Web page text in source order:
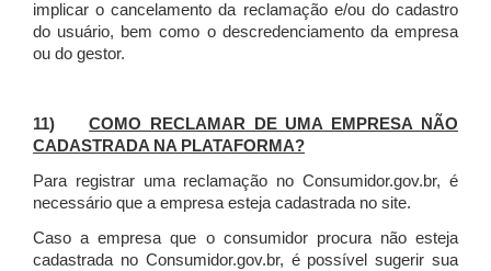
implicar o cancelamento da reclamação e/ou do cadastro
do usuário, bem como o descredenciamento da empresa
ou do gestor.
11)COMO RECLAMAR DE UMA EMPRESA NÃO
CADASTRADA NA PLATAFORMA?
Para registrar uma reclamação no Consumidor.gov.br, é
necessário que a empresa esteja cadastrada no site.
Caso a empresa que o consumidor procura não esteja
cadastrada no Consumidor.gov.br, é possível sugerir sua